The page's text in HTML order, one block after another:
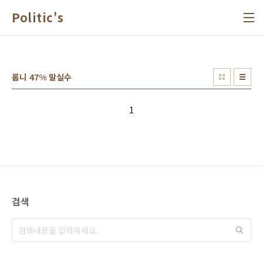
Politic's
롬니 47% 말실수
1
검색